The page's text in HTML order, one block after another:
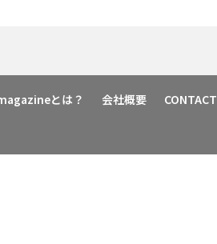
とは？ 会社概要 CONTACT